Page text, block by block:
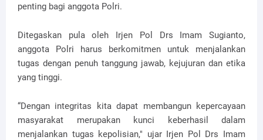
penting bagi anggota Polri.
Ditegaskan pula oleh Irjen Pol Drs Imam Sugianto,
anggota Polri harus berkomitmen untuk menjalankan
tugas dengan penuh tanggung jawab, kejujuran dan etika
yang tinggi.
“Dengan integritas kita dapat membangun kepercayaan
masyarakat merupakan kunci keberhasil dalam
menjalankan tugas kepolisian," ujar Irjen Pol Drs Imam